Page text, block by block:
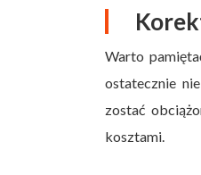
Warto
ostatecznie
zostać
kosztami.